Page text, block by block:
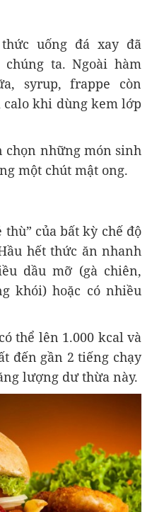
uống đá xay đã
ta. Ngoài hàm
syrup, frappe còn
calo khi dùng kem lớp
chọn những món sinh
một chút mật ong.
của bất kỳ chế độ
hết thức ăn nhanh
dầu mỡ (gà chiên,
khói) hoặc có nhiều
thể lên 1.000 kcal và
đến gần 2 tiếng chạy
lượng dư thừa này.